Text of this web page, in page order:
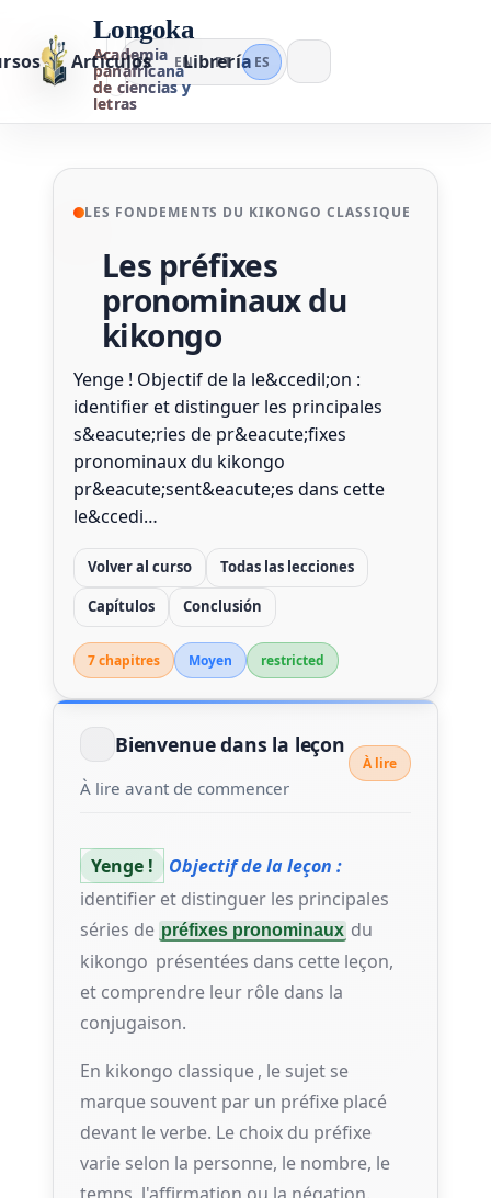
Longoka
Academia
panafricana
de ciencias y
letras
Artículos Librería
FR EN PT ES
LES FONDEMENTS DU KIKONGO CLASSIQUE
Les préfixes
pronominaux du
kikongo
Yenge ! Objectif de la le&ccedil;on :
identifier et distinguer les principales
s&eacute;ries de pr&eacute;fixes
pronominaux du kikongo
pr&eacute;sent&eacute;es dans cette
le&ccedi…
Volver al curso
Todas las lecciones
Capítulos
Conclusión
7 chapitres Moyen restricted
Bienvenue dans la leçon
À lire avant de commencer
À lire
Yenge !
Objectif de la leçon :
identifier et distinguer les principales
séries de préfixes pronominauxdu
kikongo présentées dans cette leçon,
et comprendre leur rôle dans la
conjugaison.
En kikongo classique, le sujet se
marque souvent par un préfixe placé
devant le verbe. Le choix du préfixe
varie selon la personne, le nombre, le